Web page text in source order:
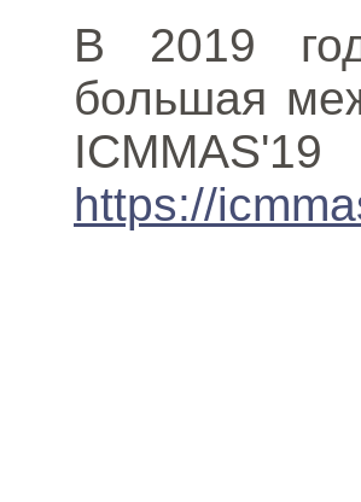
В 2019
большая
ICMMAS'19
https://